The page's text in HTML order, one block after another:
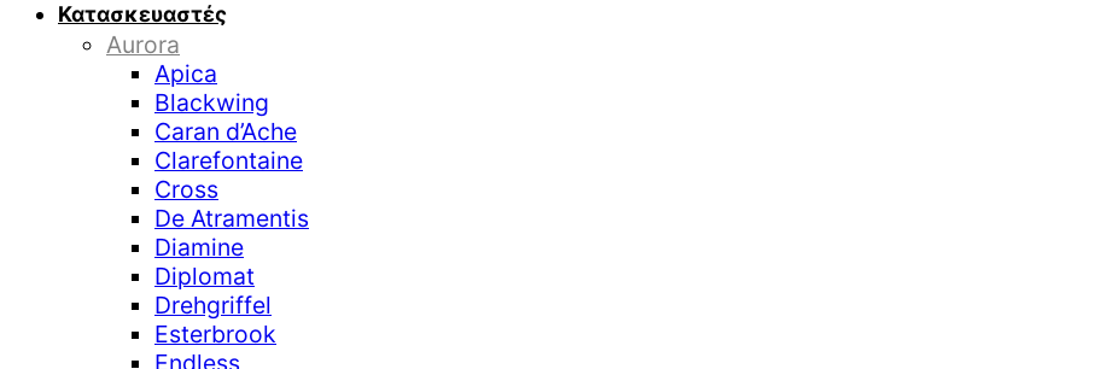
Κατασκευαστές
Aurora
Apica
Blackwing
Caran d’Ache
Clarefontaine
Cross
De Atramentis
Diamine
Diplomat
Drehgriffel
Esterbrook
Endless